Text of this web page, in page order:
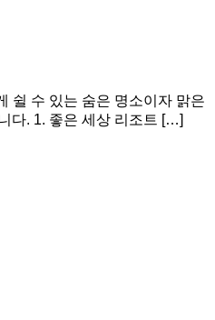
쉴 수 있는 숨은 명소이자 맑은
다. 1. 좋은 세상 리조트 […]